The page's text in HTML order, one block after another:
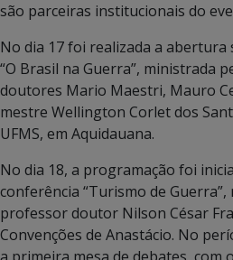
são parceiras institucionais do
No dia 17 foi realizada a abertura
“O Brasil na Guerra”, ministrada
doutores Mario Maestri, Mauro
mestre Wellington Corlet dos
UFMS, em Aquidauana.
No dia 18, a programação foi
conferência “Turismo de
professor doutor Nilson César
Convenções de Anastácio. No